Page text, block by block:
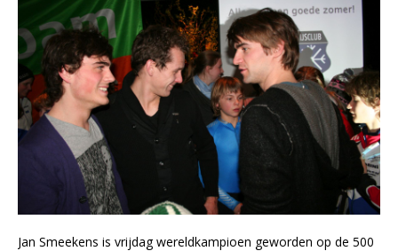
Jan Smeekens is vrijdag wereldkampioen geworden op de 500